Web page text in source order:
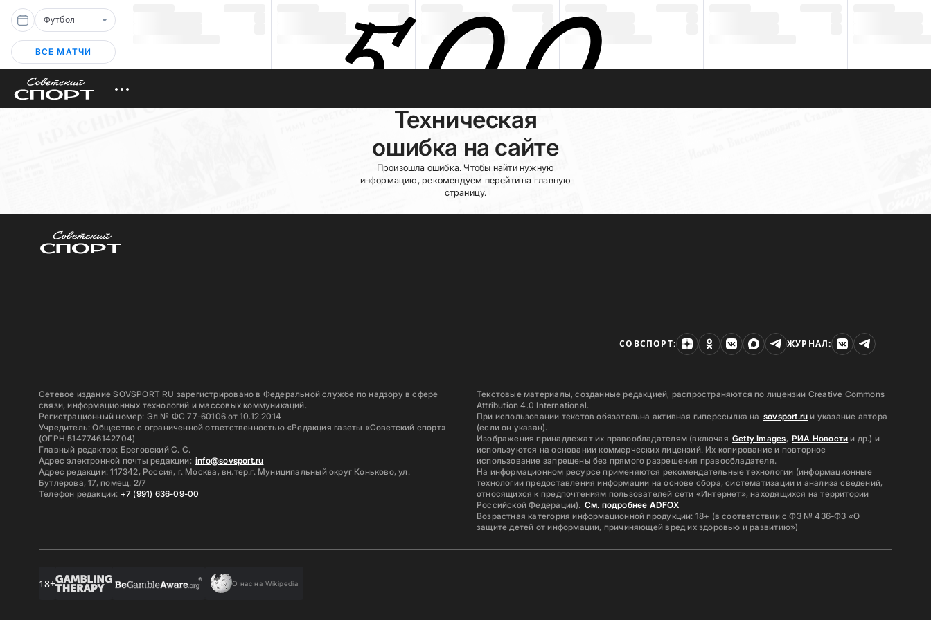
Футбол
ВСЕ МАТЧИ
Техническая
ошибка на сайте
Произошла ошибка. Чтобы найти нужную
информацию, рекомендуем перейти на главную
страницу.
СОВСПОРТ: ЖУРНАЛ:
Сетевое издание SOVSPORT RU зарегистрировано в Федеральной службе по надзору в сфере
связи, информационных технологий и массовых коммуникаций.
Регистрационный номер: Эл № ФС 77-60106 от 10.12.2014
Учредитель: Общество с ограниченной ответственностью «Редакция газеты «Советский спорт»
(ОГРН 5147746142704)
Главный редактор: Бреговский С. С.
Адрес электронной почты редакции: info@sovsport.ru
Адрес редакции: 117342, Россия, г. Москва, вн.тер.г. Муниципальный округ Коньково, ул.
Бутлерова, 17, помещ. 2/7
Телефон редакции: +7 (991) 636-09-00
Текстовые материалы, созданные редакцией, распространяются по лицензии Creative Commons
Attribution 4.0 International.
При использовании текстов обязательна активная гиперссылка на sovsport.ru и указание автора
(если он указан).
Изображения принадлежат их правообладателям (включая Getty Images, РИА Новости и др.) и
используются на основании коммерческих лицензий. Их копирование и повторное
использование запрещены без прямого разрешения правообладателя.
На информационном ресурсе применяются рекомендательные технологии (информационные
технологии предоставления информации на основе сбора, систематизации и анализа сведений,
относящихся к предпочтениям пользователей сети «Интернет», находящихся на территории
Российской Федерации). См. подробнее ADFOX
Возрастная категория информационной продукции: 18+ (в соответствии с ФЗ № 436-ФЗ «О
защите детей от информации, причиняющей вред их здоровью и развитию»)
18+ О нас на Wikipedia